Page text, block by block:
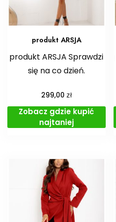
produkt ARSJA
produkt ARSJA Sprawdzi
się na co dzień.
299,00 zł
Zobacz gdzie kupić
najtaniej